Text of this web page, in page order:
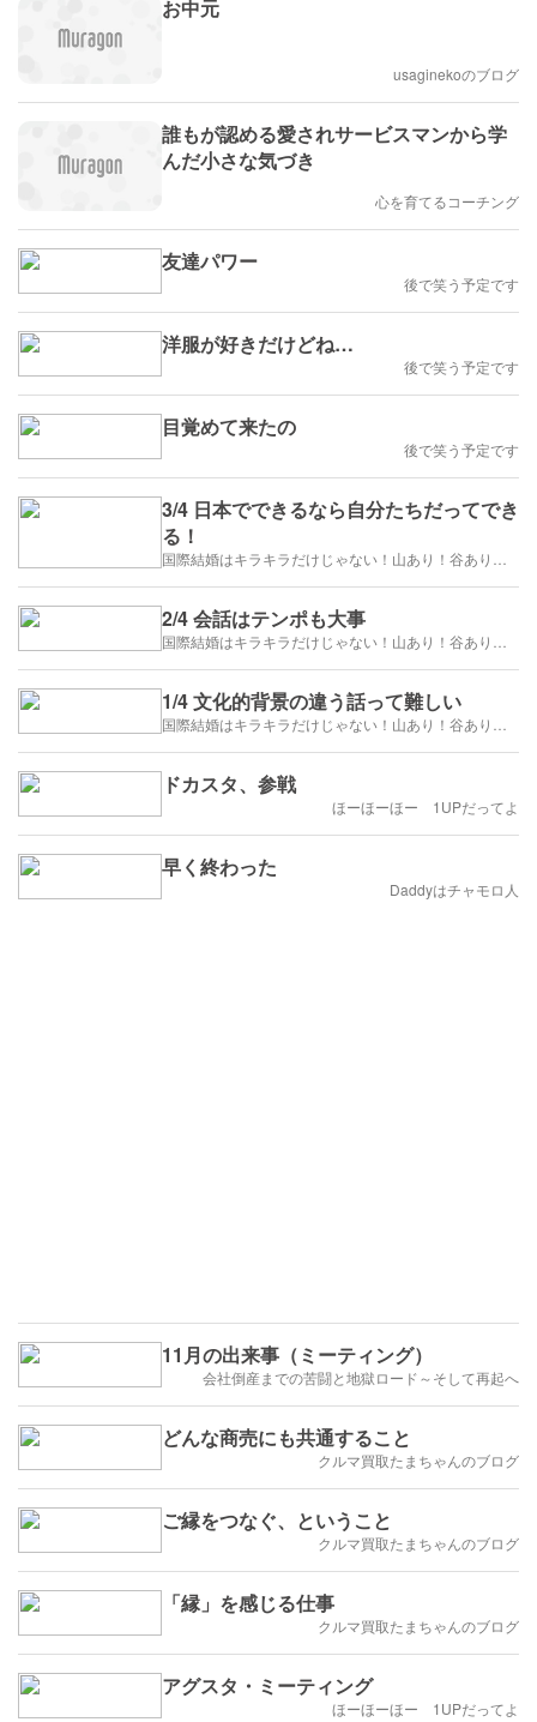
お中元
usaginekoのブログ
誰もが認める愛されサービスマンから学
んだ小さな気づき
心を育てるコーチング
友達パワー
後で笑う予定です
洋服が好きだけどね…
後で笑う予定です
目覚めて来たの
後で笑う予定です
3/4 日本でできるなら自分たちだってでき
る！
2/4 会話はテンポも大事
1/4 文化的背景の違う話って難しい
ドカスタ、参戦
ほーほーほー 1UPだってよ
早く終わった
Daddyはチャモロ人
11月の出来事（ミーティング）
会社倒産までの苦闘と地獄ロード～そして再起へ
どんな商売にも共通すること
クルマ買取たまちゃんのブログ
ご縁をつなぐ、ということ
クルマ買取たまちゃんのブログ
「縁」を感じる仕事
クルマ買取たまちゃんのブログ
アグスタ・ミーティング
ほーほーほー 1UPだってよ